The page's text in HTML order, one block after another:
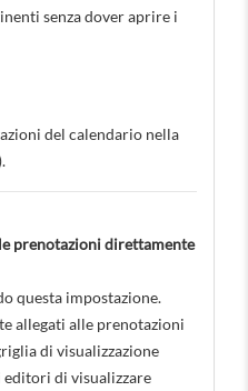
senza dover aprire i
del calendario nella
prenotazioni direttamente
questa impostazione.
allegati alle prenotazioni
di visualizzazione
editori di visualizzare